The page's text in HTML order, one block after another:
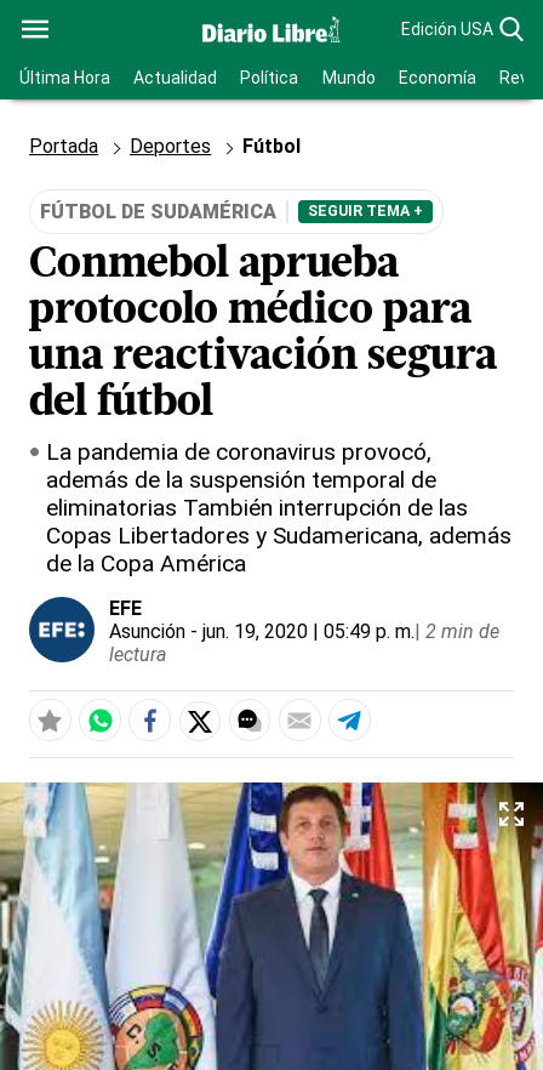
Edición USA
Última Hora Actualidad Política Mundo Economía
Portada Deportes Fútbol
FÚTBOL DE SUDAMÉRICA SEGUIR TEMA +
Conmebol aprueba
protocolo médico para
una reactivación segura
del fútbol
La pandemia de coronavirus provocó,
además de la suspensión temporal de
eliminatorias También interrupción de las
Copas Libertadores y Sudamericana, además
de la Copa América
EFE
Asunción - jun. 19, 2020 | 05:49 p. m.| 2 min de
lectura